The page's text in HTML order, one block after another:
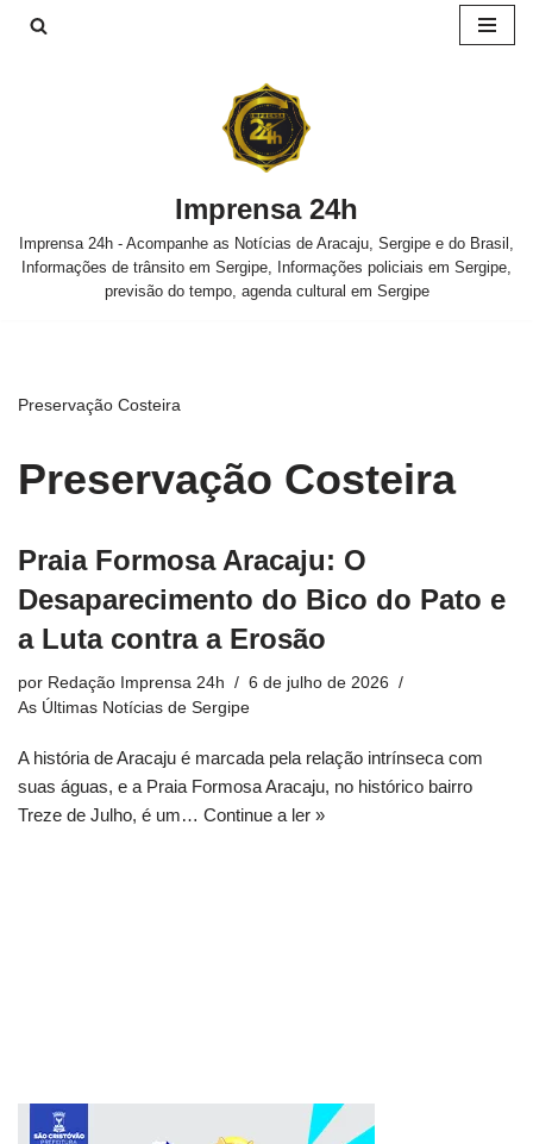
Imprensa 24h
Imprensa 24h - Acompanhe as Notícias de Aracaju, Sergipe e do Brasil,
Informações de trânsito em Sergipe, Informações policiais em Sergipe,
previsão do tempo, agenda cultural em Sergipe
Preservação Costeira
Preservação Costeira
Praia Formosa Aracaju: O
Desaparecimento do Bico do Pato e
a Luta contra a Erosão
por Redação Imprensa 24h
6 de julho de 2026
As Últimas Notícias de Sergipe
A história de Aracaju é marcada pela relação intrínseca com
suas águas, e a Praia Formosa Aracaju, no histórico bairro
Treze de Julho, é um… Continue a ler »